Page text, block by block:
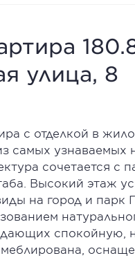
улица, 8
с отделкой в
самых узнаваемых
сочетается с
Высокий этаж
на город и парк
спокойную,